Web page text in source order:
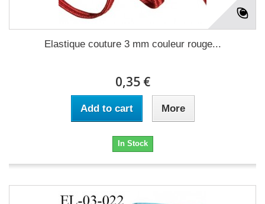
Elastique couture 3 mm couleur rouge...
0,35 €
Add to cart More
In Stock